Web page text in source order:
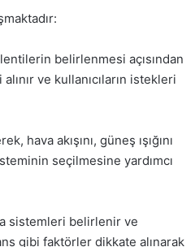
belirlenmesi açısından
ve kullanıcıların istekleri
akışını, güneş ışığını
seçilmesine yardımcı
sistemleri belirlenir ve
gibi faktörler dikkate alınarak